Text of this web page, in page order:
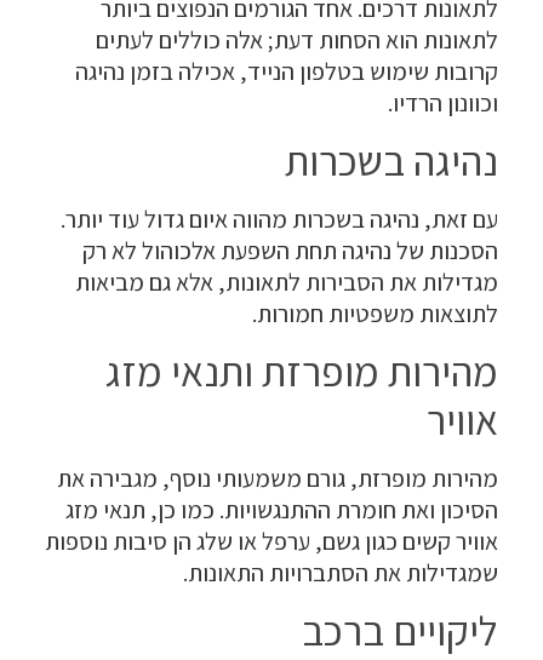
לתאונות דרכים. אחד הגורמים הנפוצים ביותר
לתאונות הוא הסחות דעת; אלה כוללים לעתים
קרובות שימוש בטלפון הנייד, אכילה בזמן נהיגה
וכוונון הרדיו.
נהיגה בשכרות
עם זאת, נהיגה בשכרות מהווה איום גדול עוד יותר.
הסכנות של נהיגה תחת השפעת אלכוהול לא רק
מגדילות את הסבירות לתאונות, אלא גם מביאות
לתוצאות משפטיות חמורות.
מהירות מופרזת ותנאי מזג
אוויר
מהירות מופרזת, גורם משמעותי נוסף, מגבירה את
הסיכון ואת חומרת ההתנגשויות. כמו כן, תנאי מזג
אוויר קשים כגון גשם, ערפל או שלג הן סיבות נוספות
שמגדילות את הסתברויות התאונות.
ליקויים ברכב